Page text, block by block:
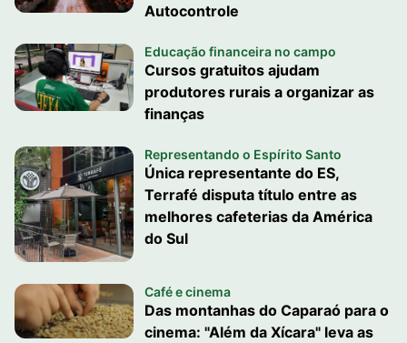
Autocontrole
Educação financeira no campo
Cursos gratuitos ajudam
produtores rurais a organizar as
finanças
Representando o Espírito Santo
Única representante do ES,
Terrafé disputa título entre as
melhores cafeterias da América
do Sul
Café e cinema
Das montanhas do Caparaó para o
cinema: "Além da Xícara" leva as